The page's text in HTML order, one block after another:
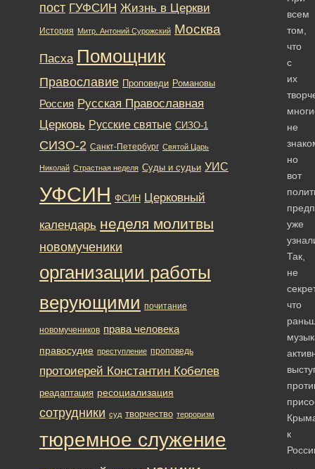
всем
том,
что
с
их
не
но
вот
уже
Так,
не
что
к
пост ГУФСИН Жизнь в Церкви
История Митр. Антоний Сурожский Москва
Пасха Помощник
Православие Проповеди Романовы
Россия Русская Православная
Церковь Русские святые СИЗО-1
СИЗО-2 Санкт-Петербург Святой Царь
Николай Страстная неделя Суды и судьи УИС
УФСИН ФСИН Церковный
календарь неделя молитвы
новомученики
организации работы
верующими почитание
новомучеников права человека
правосудие преступление проповедь
протоиерей Константин Кобелев
реадаптация ресоциализация
сотрудники суд творчество терроризм
тюремное служение